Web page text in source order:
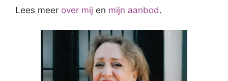
Lees meer over mij en mijn aanbod.